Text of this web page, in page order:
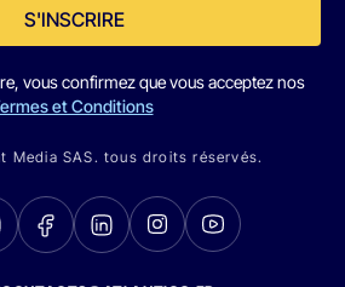
S'INSCRIRE
vous confirmez que vous acceptez nos
et Conditions
Media SAS. tous droits réservés.